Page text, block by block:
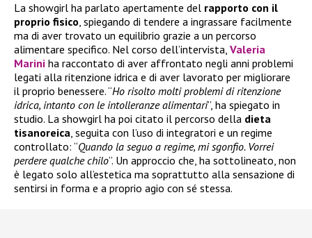
La showgirl ha parlato apertamente del rapporto con il
proprio fisico, spiegando di tendere a ingrassare facilmente
ma di aver trovato un equilibrio grazie a un percorso
alimentare specifico. Nel corso dell’intervista, Valeria
Marini ha raccontato di aver affrontato negli anni problemi
legati alla ritenzione idrica e di aver lavorato per migliorare
il proprio benessere. “Ho risolto molti problemi di ritenzione
idrica, intanto con le intolleranze alimentari”, ha spiegato in
studio. La showgirl ha poi citato il percorso della dieta
tisanoreica, seguita con l’uso di integratori e un regime
controllato: “Quando la seguo a regime, mi sgonfio. Vorrei
perdere qualche chilo”. Un approccio che, ha sottolineato, non
è legato solo all’estetica ma soprattutto alla sensazione di
sentirsi in forma e a proprio agio con sé stessa.